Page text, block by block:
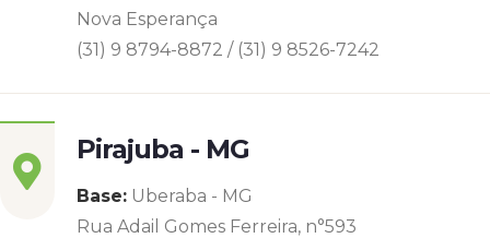
Nova Esperança
(31) 9 8794-8872 / (31) 9 8526-7242
Pirajuba - MG
Base: Uberaba - MG
Rua Adail Gomes Ferreira, n°593